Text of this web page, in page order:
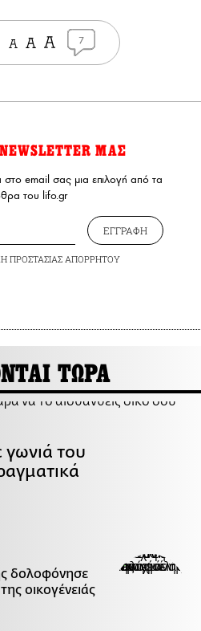
7
ΜΑΣ
email σας μια επιλογή από τα
του lifo.gr
ΕΓΓΡΑΦΗ
ΠΡΟΣΤΑΣΙΑΣ ΑΠΟΡΡΗΤΟΥ
ΤΩΡΑ
γωνιά του
δολοφόνησε
οικογένειάς